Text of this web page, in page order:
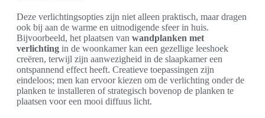
Deze verlichtingsopties zijn niet alleen praktisch, maar dragen
ook bij aan de warme en uitnodigende sfeer in huis.
Bijvoorbeeld, het plaatsen van wandplanken met
verlichting in de woonkamer kan een gezellige leeshoek
creëren, terwijl zijn aanwezigheid in de slaapkamer een
ontspannend effect heeft. Creatieve toepassingen zijn
eindeloos; men kan ervoor kiezen om de verlichting onder de
planken te installeren of strategisch bovenop de planken te
plaatsen voor een mooi diffuus licht.